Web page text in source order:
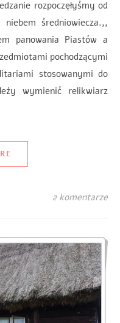
rozpoczęłyśmy od
średniowiecza.,,
panowania Piastów a
pochodzącymi
stosowanymi do
wymienić relikwiarz
2 komentarze